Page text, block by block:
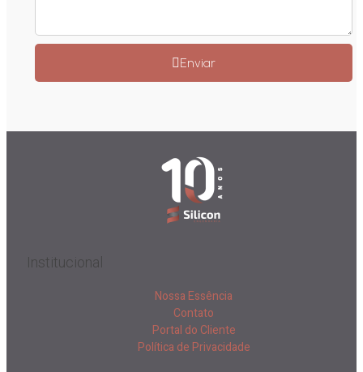
Enviar
Institucional
Nossa Essência
Contato
Portal do Cliente
Política de Privacidade